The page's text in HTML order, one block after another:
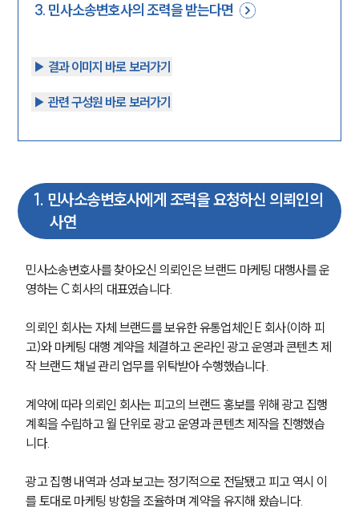
3. 민사소송변호사의 조력을 받는다면
▶︎ 결과 이미지 바로 보러가기
▶︎ 관련 구성원 바로 보러가기
1. 민사소송변호사에게 조력을 요청하신 의뢰인의
사연
민사소송변호사를 찾아오신 의뢰인은 브랜드 마케팅 대행사를 운
영하는 C 회사의 대표였습니다.
의뢰인 회사는 자체 브랜드를 보유한 유통업체인 E 회사(이하 피
고)와 마케팅 대행 계약을 체결하고 온라인 광고 운영과 콘텐츠 제
작 브랜드 채널 관리 업무를 위탁받아 수행했습니다.
계약에 따라 의뢰인 회사는 피고의 브랜드 홍보를 위해 광고 집행
계획을 수립하고 월 단위로 광고 운영과 콘텐츠 제작을 진행했습
니다.
광고 집행 내역과 성과 보고는 정기적으로 전달됐고 피고 역시 이
를 토대로 마케팅 방향을 조율하며 계약을 유지해 왔습니다.